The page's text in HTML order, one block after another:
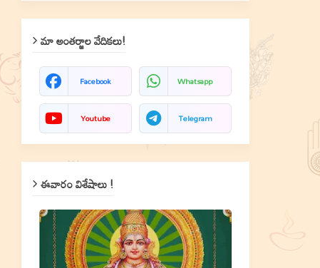
మా అంతర్జాల వేదికలు!
Facebook Whatsapp
Youtube Telegram
ఈవారం విశేషాలు !